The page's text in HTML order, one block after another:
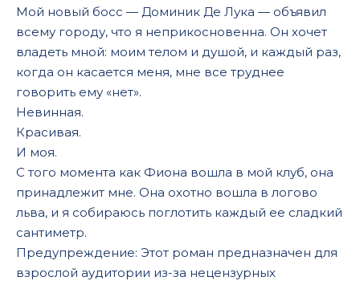
Мой новый босс — Доминик Де Лука — объявил
всему городу, что я неприкосновенна. Он хочет
владеть мной: моим телом и душой, и каждый раз,
когда он касается меня, мне все труднее
говорить ему «нет».
Невинная.
Красивая.
И моя.
С того момента как Фиона вошла в мой клуб, она
принадлежит мне. Она охотно вошла в логово
льва, и я собираюсь поглотить каждый ее сладкий
сантиметр.
Предупреждение: Этот роман предназначен для
взрослой аудитории из-за нецензурных